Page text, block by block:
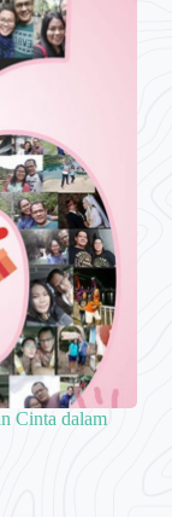
Cinta dalam